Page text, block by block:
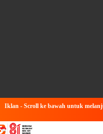
Iklan - Scroll ke bawah untuk